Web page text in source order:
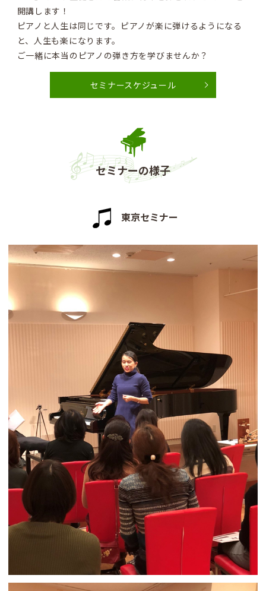
開講します！
ピアノと人生は同じです。ピアノが楽に弾けるようになる
と、人生も楽になります。
ご一緒に本当のピアノの弾き方を学びませんか？
セミナースケジュール
セミナーの様子
東京セミナー